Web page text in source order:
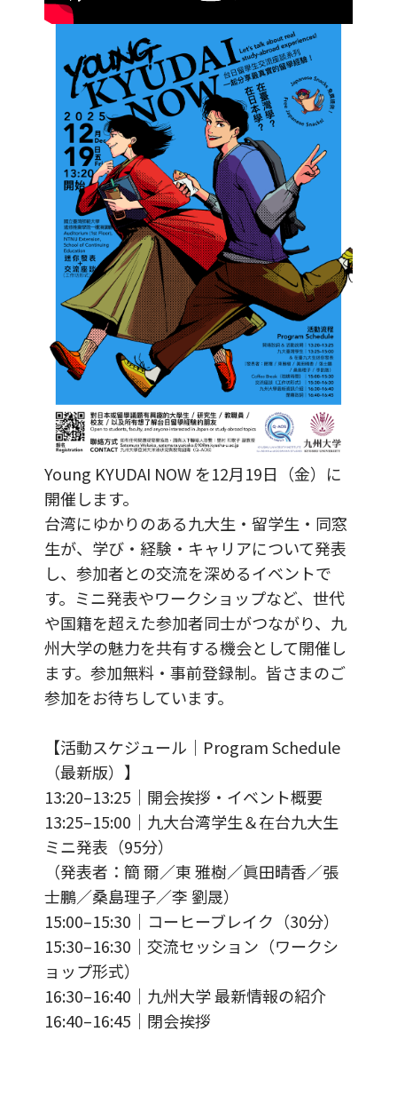
Young KYUDAI NOW を12月19日（金）に
開催します。
台湾にゆかりのある九大生・留学生・同窓
生が、学び・経験・キャリアについて発表
し、参加者との交流を深めるイベントで
す。ミニ発表やワークショップなど、世代
や国籍を超えた参加者同士がつながり、九
州大学の魅力を共有する機会として開催し
ます。参加無料・事前登録制。皆さまのご
参加をお待ちしています。
【活動スケジュール｜Program Schedule
（最新版）】
13:20–13:25｜開会挨拶・イベント概要
13:25–15:00｜九大台湾学生＆在台九大生
ミニ発表（95分）
（発表者：簡 爾／東 雅樹／眞田晴香／張
士鵬／桑島理子／李 劉晟）
15:00–15:30｜コーヒーブレイク（30分）
15:30–16:30｜交流セッション（ワークシ
ョップ形式）
16:30–16:40｜九州大学 最新情報の紹介
16:40–16:45｜閉会挨拶